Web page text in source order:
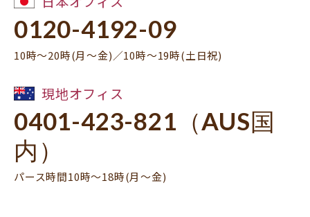
0120-4192-09
10時～20時(月～金)／10時～19時(土日祝)
現地オフィス
0401-423-821（AUS国
内）
パース時間10時～18時(月～金)